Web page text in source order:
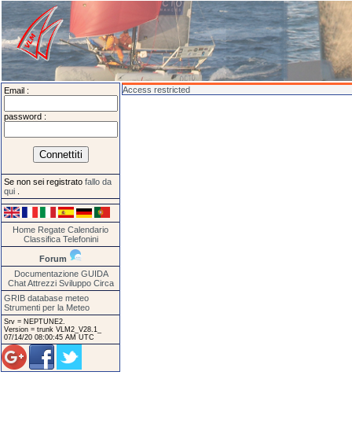
Email :
password :
Se non sei registrato fallo da
qui
Home Regate Calendario
Classifica Telefonini
Forum
Documentazione GUIDA
Chat Attrezzi Sviluppo Circa
GRIB database meteo
Strumenti per la Meteo
Srv = NEPTUNE2.
Version = trunk VLM2_V28.1_
07/14/20 08:00:45 AM UTC
Access restricted